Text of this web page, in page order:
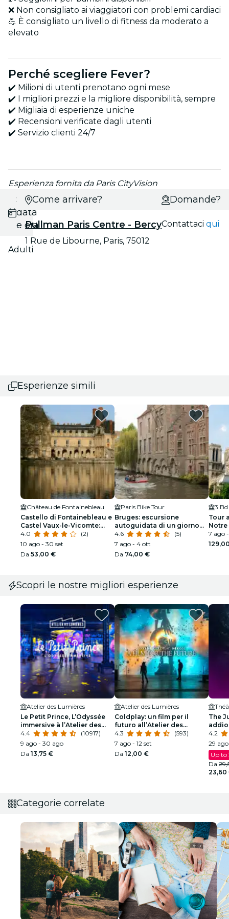
❌ Non consigliato ai viaggiatori con problemi cardiaci
💪 È consigliato un livello di fitness da moderato a
elevato
Perché scegliere Fever?
✔️ Milioni di utenti prenotano ogni mese
✔️ I migliori prezzi e la migliore disponibilità, sempre
✔️ Migliaia di esperienze uniche
✔️ Recensioni verificate dagli utenti
✔️ Servizio clienti 24/7
Esperienza fornita da Paris CityVision
Scegli
data
e ora
Adulti
Come arrivare?
Pullman Paris Centre - Bercy
1 Rue de Libourne, Paris, 75012
Domande?
Contattaciqui
Esperienze simili
Château de Fontainebleau
Castello di Fontainebleau e
Castel Vaux-le-Vicomte:
escursione di un giorno da
Parigi
4.0
(2)
10 ago - 30 set
Da 53,00 €
Paris Bike Tour
Bruges: escursione
autoguidata di un giorno
con trasporto da Parigi
4.6
(5)
7 ago - 4 ott
Da 74,00 €
3
Tour
Notre
7 ago
Scopri le nostre migliori esperienze
Atelier des Lumières
Le Petit Prince, L’Odyssée
immersive à l’Atelier des
Lumières
4.4
(10917)
9 ago - 30 ago
Da 13,75 €
Atelier des Lumières
Coldplay: un film per il
futuro all’Atelier des
Lumières
4.3
(593)
7 ago - 12 set
Da 12,00 €
The
4.2
29
Up to
Da
23,60
Categorie correlate